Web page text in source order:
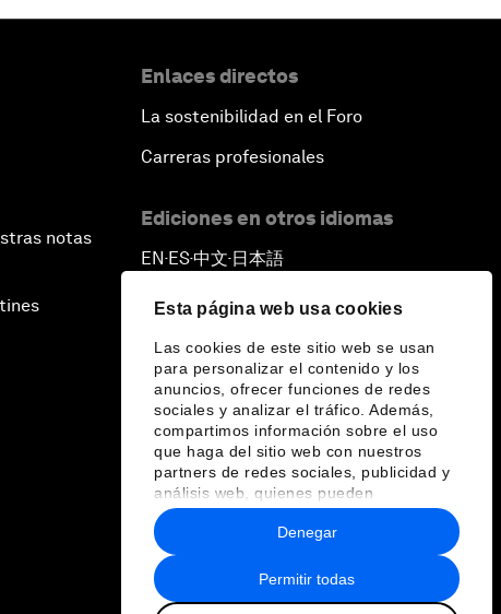
Esta página web usa cookies
Las cookies de este sitio web se usan
para personalizar el contenido y los
anuncios, ofrecer funciones de redes
sociales y analizar el tráfico. Además,
compartimos información sobre el uso
que haga del sitio web con nuestros
partners de redes sociales, publicidad y
análisis web, quienes pueden
combinarla con otra información que les
haya proporcionado o que hayan
recopilado a partir del uso que haya
hecho de sus servicios.
Permitir todas
Denegar
notas
Enlaces directos
La sostenibilidad en el Foro
Carreras profesionales
Ediciones en otros idiomas
EN ▪ ES▪中文▪ 日本語